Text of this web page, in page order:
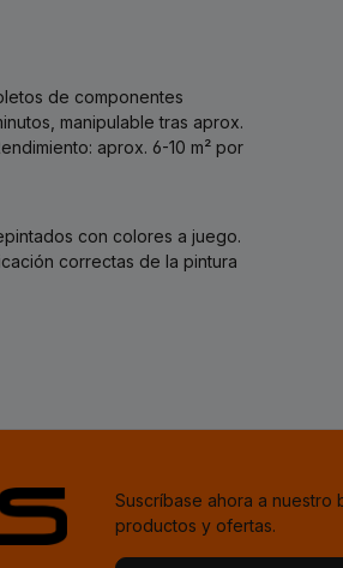
de componentes
manipulable tras aprox.
aprox. 6-10 m² por
con colores a juego.
correctas de la pintura
Suscríbase ahora a
productos y ofertas.